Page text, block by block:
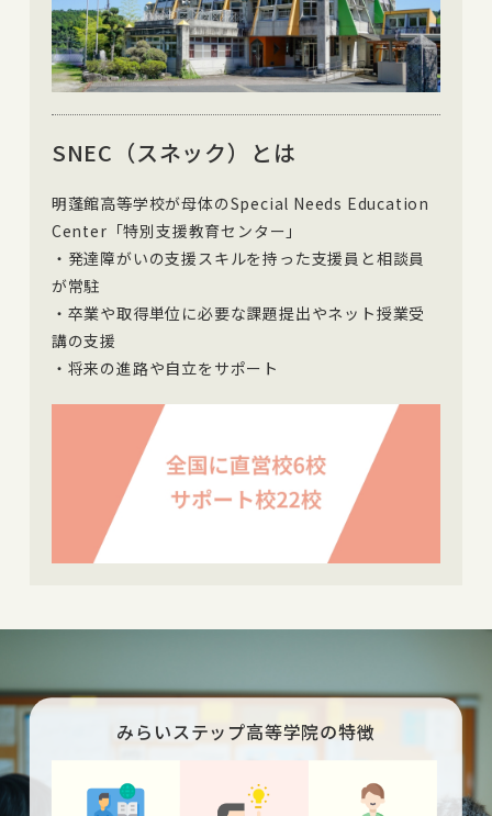
SNEC（スネック）とは
明蓬館高等学校が母体のSpecial Needs Education
Center「特別支援教育センター」
・発達障がいの支援スキルを持った支援員と相談員
が常駐
・卒業や取得単位に必要な課題提出やネット授業受
講の支援
・将来の進路や自立をサポート
みらいステップ高等学院の特徴